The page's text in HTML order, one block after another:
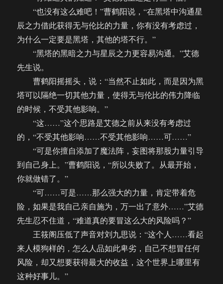
“也没有这么难吧！”曹鹤阳说，“在黑塔中沟通星
辰之力借此获得无与伦比的力量，你有没有考虑过，
为什么一定要是黑塔，其他的塔不行。”
“黑塔的黑暗之力与星辰之力更容易沟通。”艾德
先生说。
曹鹤阳摇摇头，说：“当然不止如此，而是因为黑
塔可以隔绝一切其他力量，使得无与伦比的伟力降临
的时候，不受其他影响。”
“这……”这个思路是艾德之前从来没有考虑过
的，“不受其他影响……不受其他影响……可……”
“可是你擅自添加了魔法阵，妄图将那股力量引导
到自己身上。”曹鹤阳说，“所以失败了。从最开始，
你就做错了。”
“可……可是……那么强大的力量，肯定带着危
险，如果是我自己亲自施为，万一出了意外……”艾德
先生忍不住道，“难道真的要冒这么大的风险吗？”
王筱阁压低了声音对刘九思说：“这个人……看起
来人模狗样的，怎么人品如此卑劣，自己不想冒任何
风险，却又想要获得最大的收益，这个世界上哪里有
这种好事儿。”